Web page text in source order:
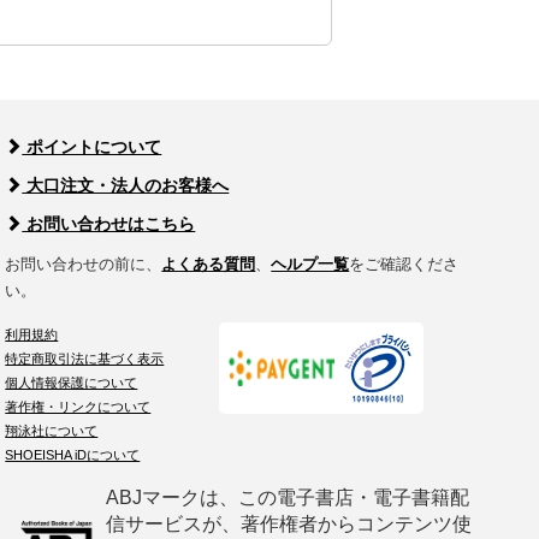
ポイントについて
大口注文・法人のお客様へ
お問い合わせはこちら
お問い合わせの前に、 よくある質問 、ヘルプ一覧をご確認くださ
い。
利用規約
特定商取引法に基づく表示
個人情報保護について
著作権・リンクについて
翔泳社について
SHOEISHA iDについて
ABJマークは、この電子書店・電子書籍配
信サービスが、著作権者からコンテンツ使